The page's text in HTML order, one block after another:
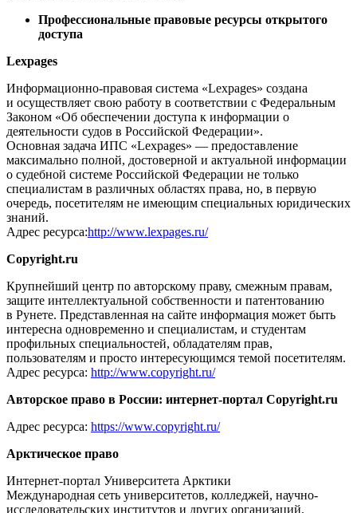
Профессиональные правовые ресурсы открытого
доступа
Lexpages
Информационно-правовая система «Lexpages» создана
и осуществляет свою работу в соответствии с Федеральным
Законом «Об обеспечении доступа к информации о
деятельности судов в Российской Федерации».
Основная задача ИПС «Lexpages» — предоставление
максимально полной, достоверной и актуальной информации
о судебной системе Российской Федерации не только
специалистам в различных областях права, но, в первую
очередь, посетителям не имеющим специальных юридических
знаний.
Адрес ресурса:http://www.lexpages.ru/
Copyright.ru
Крупнейший центр по авторскому праву, смежным правам,
защите интеллектуальной собственности и патентованию
в Рунете. Представленная на сайте информация может быть
интересна одновременно и специалистам, и студентам
профильных специальностей, обладателям прав,
пользователям и просто интересующимся темой посетителям.
Адрес ресурса: http://www.copyright.ru/
Авторское право в России: интернет-портал Copyright.ru
Адрес ресурса: https://www.copyright.ru/
Арктическое право
Интернет-портал Университета Арктики
Международная сеть университетов, колледжей, научно-
исследовательских институтов и других организаций,